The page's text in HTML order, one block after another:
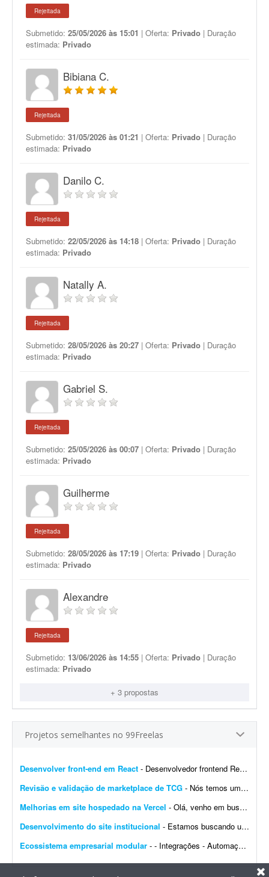
Rejeitada
Submetido: 25/05/2026 às 15:01 | Oferta: Privado | Duração
estimada: Privado
Bibiana C.
Rejeitada
Submetido: 31/05/2026 às 01:21 | Oferta: Privado | Duração
estimada: Privado
Danilo C.
Rejeitada
Submetido: 22/05/2026 às 14:18 | Oferta: Privado | Duração
estimada: Privado
Natally A.
Rejeitada
Submetido: 28/05/2026 às 20:27 | Oferta: Privado | Duração
estimada: Privado
Gabriel S.
Rejeitada
Submetido: 25/05/2026 às 00:07 | Oferta: Privado | Duração
estimada: Privado
Guilherme
Rejeitada
Submetido: 28/05/2026 às 17:19 | Oferta: Privado | Duração
estimada: Privado
Alexandre
Rejeitada
Submetido: 13/06/2026 às 14:55 | Oferta: Privado | Duração
estimada: Privado
+ 3 propostas
Projetos semelhantes no 99Freelas
Desenvolver front-end em React - Desenvolvedor frontend React com Tailwind CSS. Experiência na integração de APIs REST e autenticação por token (AWS Cognito é diferencial). O design j&aacut...
Revisão e validação de marketplace de TCG - Nós temos um site de marketplace de TCG (trading card game) chamado Capital Collectibles e gostaria de um programador front-end e back-end para nos ajudar a revisar a estrutura e validar a p...
Melhorias em site hospedado na Vercel - Olá, venho em busca de um profissional que entenda de Vercel. Gostaria de fazer alterações e melhorias no meu site. Já tenho muitas páginas que consigo editar, m...
Desenvolvimento do site institucional - Estamos buscando um web designer/desenvolvedor para criar o novo site institucional da BonaFruta Sorvetes. Nossa principal referência de experiência, qualidade visual, navegaç&a...
Ecossistema empresarial modular - - Integrações - Automações - Configuração de servidor - Criação de ferramentas Exemplo de trabalho: Configuração de VPS, scrap...